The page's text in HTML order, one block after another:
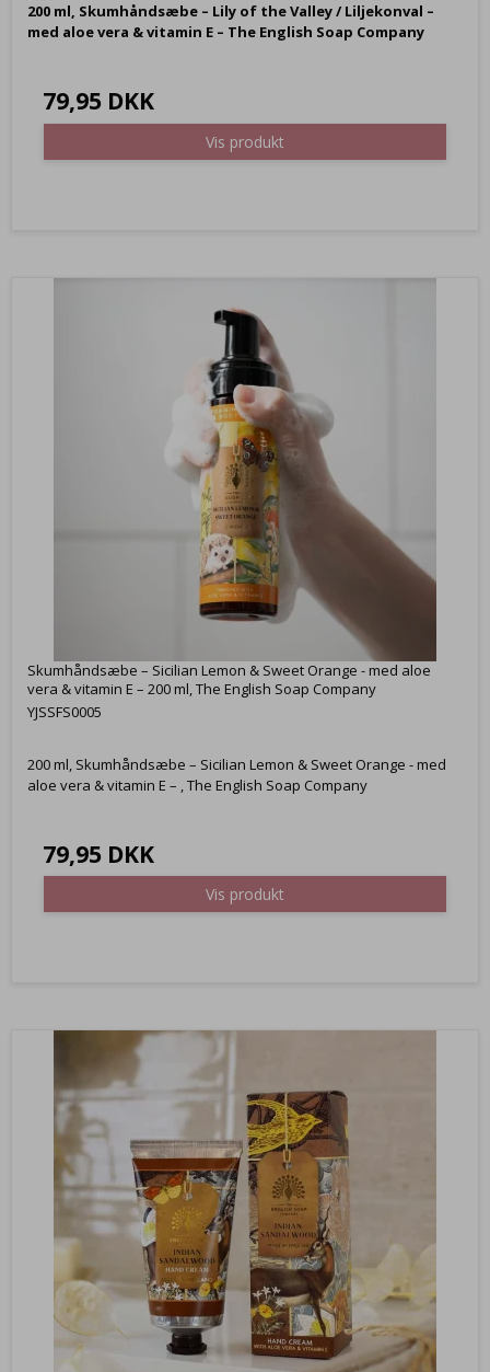
200 ml, Skumhåndsæbe – Lily of the Valley / Liljekonval –
med aloe vera & vitamin E – The English Soap Company
79,95 DKK
Vis produkt
Skumhåndsæbe – Sicilian Lemon & Sweet Orange - med aloe
vera & vitamin E – 200 ml, The English Soap Company
YJSSFS0005
200 ml, Skumhåndsæbe – Sicilian Lemon & Sweet Orange - med
aloe vera & vitamin E – , The English Soap Company
79,95 DKK
Vis produkt